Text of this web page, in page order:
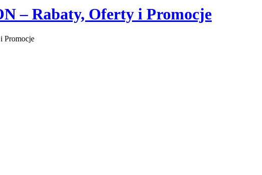
– Rabaty, Oferty i Promocje
Promocje